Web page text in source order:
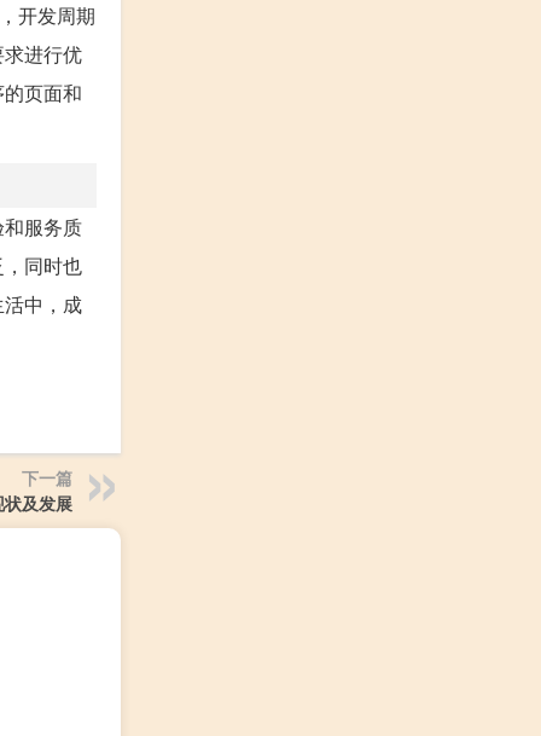
开发周期
进行优
页面和
服务质
同时也
中，成
下一篇
及发展